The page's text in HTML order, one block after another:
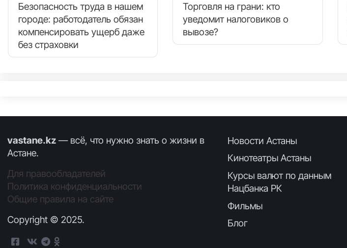
Безопасность труда в нашем
городе: работодатель обязан
компенсировать ущерб даже
без страховки
Торговля на грани: кто
уведомит налоговиков о
вывозе?
vastane.kz — всё, что нужно знать о жизни в
Астане.
Для правообладателей
Политика конфиденциальности
Общие правила на сайте
Copyright © 2025.
Новости Астаны
Кинотеатры Астаны
Курсы валют по данным
Нацбанка РК
Фильмы
Блог